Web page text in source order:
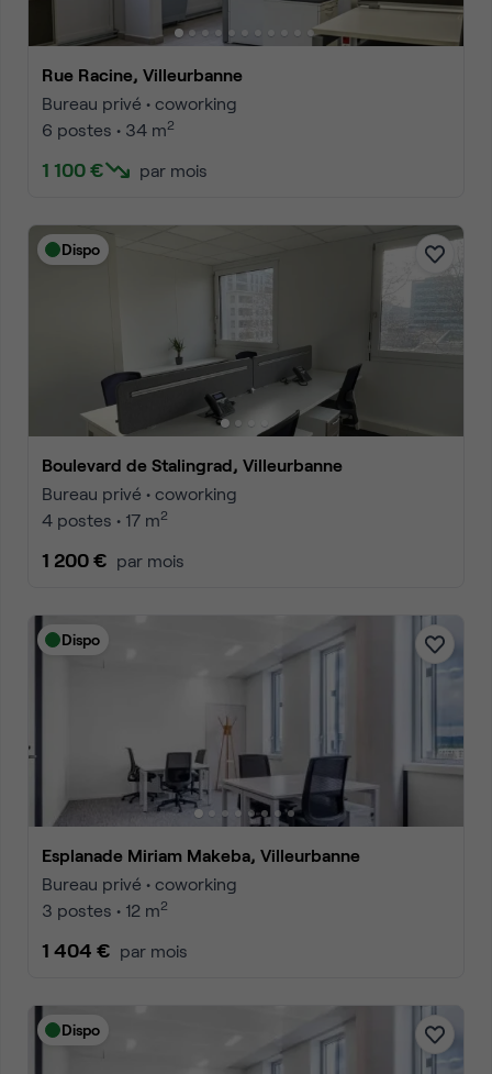
Rue Racine, Villeurbanne
Bureau privé • coworking
6 postes • 34 m2
1 100 € par mois
Dispo
Boulevard de Stalingrad, Villeurbanne
Bureau privé • coworking
4 postes • 17 m2
1 200 € par mois
Dispo
Esplanade Miriam Makeba, Villeurbanne
Bureau privé • coworking
3 postes • 12 m2
1 404 € par mois
Dispo